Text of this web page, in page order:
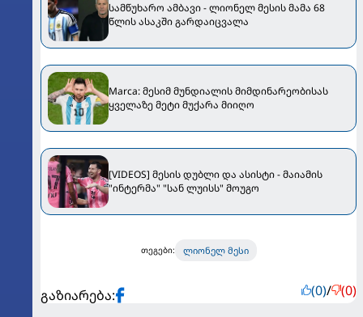
სამწუხარო ამბავი - ლიონელ მესის მამა 68
წლის ასაკში გარდაიცვალა
Marca: მესიმ მუნდიალის მიმდინარეობისას
ყველაზე მეტი მუქარა მიიღო
[VIDEOS] მესის დუბლი და ასისტი - მაიამის
"ინტერმა" "სან ლუისს" მოუგო
თეგები: ლიონელ მესი
გაზიარება: (0)/ (0)